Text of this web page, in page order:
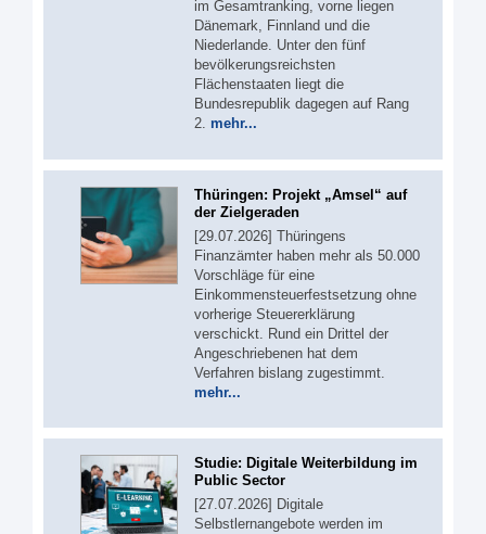
im Gesamtranking, vorne liegen
Dänemark, Finnland und die
Niederlande. Unter den fünf
bevölkerungsreichsten
Flächenstaaten liegt die
Bundesrepublik dagegen auf Rang
2. mehr...
Thüringen: Projekt „Amsel“ auf
der Zielgeraden
[29.07.2026] Thüringens
Finanzämter haben mehr als 50.000
Vorschläge für eine
Einkommensteuerfestsetzung ohne
vorherige Steuererklärung
verschickt. Rund ein Drittel der
Angeschriebenen hat dem
Verfahren bislang zugestimmt.
mehr...
Studie: Digitale Weiterbildung im
Public Sector
[27.07.2026] Digitale
Selbstlernangebote werden im